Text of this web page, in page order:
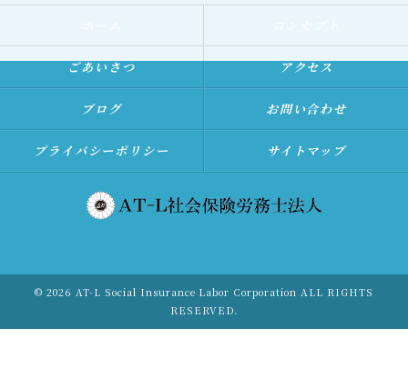
ごあいさつ アクセス
ブログ お問い合わせ
プライバシーポリシー サイトマップ
© 2026 AT-L Social Insurance Labor Corporation ALL RIGHTS
RESERVED.